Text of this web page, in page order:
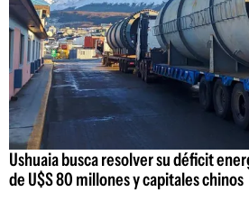
Ushuaia busca resolver su déficit
de U$S 80 millones y capitales chinos